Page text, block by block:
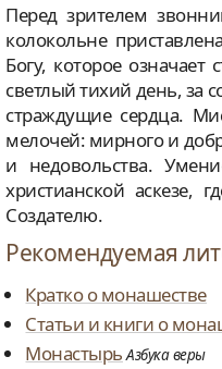
Перед зрителем
колокольне
Богу, которое
светлый тихий день, за
страждущие сердца.
мелочей: мирного и
и недовольства.
христианской аскезе,
Создателю.
Рекомендуемая
Кратко о монашестве
Статьи и книги о
Монастырь Азбука веры